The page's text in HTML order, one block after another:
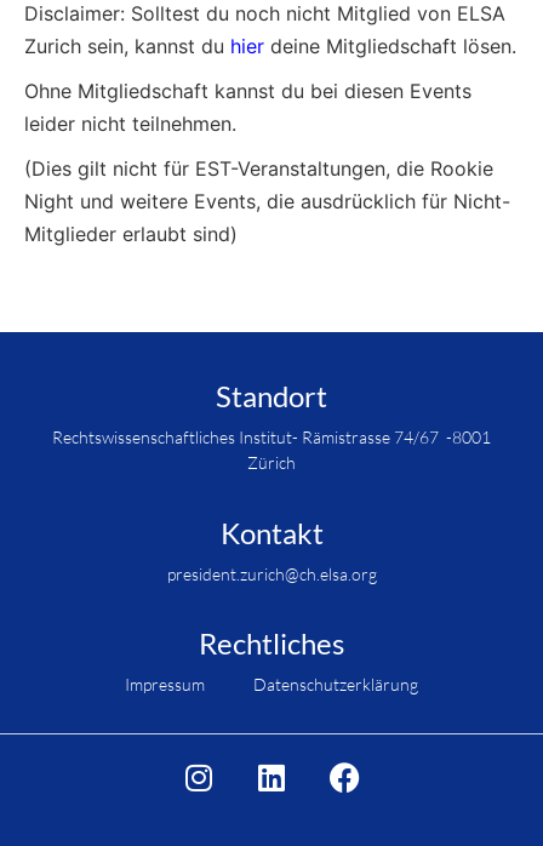
Disclaimer: Solltest du noch nicht Mitglied von ELSA
Zurich sein, kannst du hier deine Mitgliedschaft lösen.
Ohne Mitgliedschaft kannst du bei diesen Events
leider nicht teilnehmen.
(Dies gilt nicht für EST-Veranstaltungen, die Rookie
Night und weitere Events, die ausdrücklich für Nicht-
Mitglieder erlaubt sind)
Standort
Rechtswissenschaftliches Institut- Rämistrasse 74/67 -8001
Zürich
Kontakt
president.zurich@ch.elsa.org
Rechtliches
Impressum Datenschutzerklärung